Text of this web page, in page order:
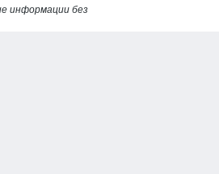
информации без